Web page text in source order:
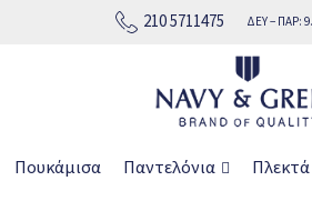
210 5711475 ΔΕΥ − ΠΑΡ:
Πουκάμισα Παντελόνια Πλεκτά